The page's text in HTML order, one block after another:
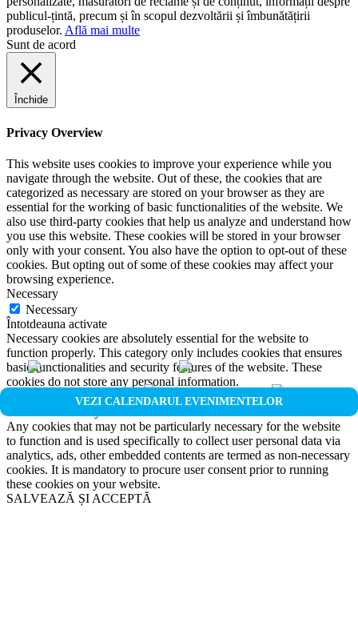
VEZI CALENDARUL EVENIMENTELOR
publicul-țintă, precum și în scopul dezvoltării și îmbunătățirii
produselor. Află mai multe
Sunt de acord
Închide
Privacy Overview
This website uses cookies to improve your experience while you
navigate through the website. Out of these, the cookies that are
categorized as necessary are stored on your browser as they are
essential for the working of basic functionalities of the website. We
also use third-party cookies that help us analyze and understand how
you use this website. These cookies will be stored in your browser
only with your consent. You also have the option to opt-out of these
cookies. But opting out of some of these cookies may affect your
browsing experience.
Necessary
Necessary
Întotdeauna activate
Necessary cookies are absolutely essential for the website to
function properly. This category only includes cookies that ensures
basic functionalities and security features of the website. These
cookies do not store any personal information.
Non-necessary
Any cookies that may not be particularly necessary for the website
to function and is used specifically to collect user personal data via
analytics, ads, other embedded contents are termed as non-necessary
cookies. It is mandatory to procure user consent prior to running
these cookies on your website.
SALVEAZĂ ȘI ACCEPTĂ